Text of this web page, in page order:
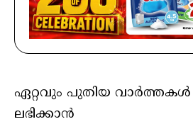
ഏറ്റവും പുതിയ വാർത്തകൾ
ലഭിക്കാൻ